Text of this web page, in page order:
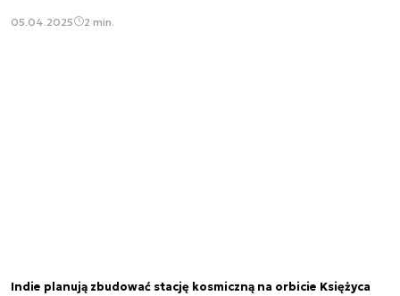
05.04.2025 2 min.
Indie planują zbudować stację kosmiczną na orbicie Księżyca